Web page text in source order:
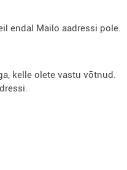
endal Mailo aadressi pole.
kelle olete vastu võtnud.